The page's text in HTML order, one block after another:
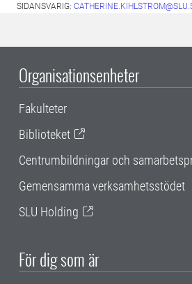
SIDANSVARIG:
Organisationsenheter
Fakulteter
Biblioteket
Centrumbildningar och
Gemensamma verksamhetsstödet
SLU Holding
För dig som är